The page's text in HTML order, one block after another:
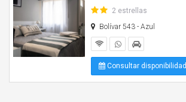
2 estrellas
Bolívar 543 - Azul
Consultar disponibilidad